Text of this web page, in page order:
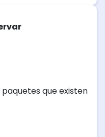
que existen